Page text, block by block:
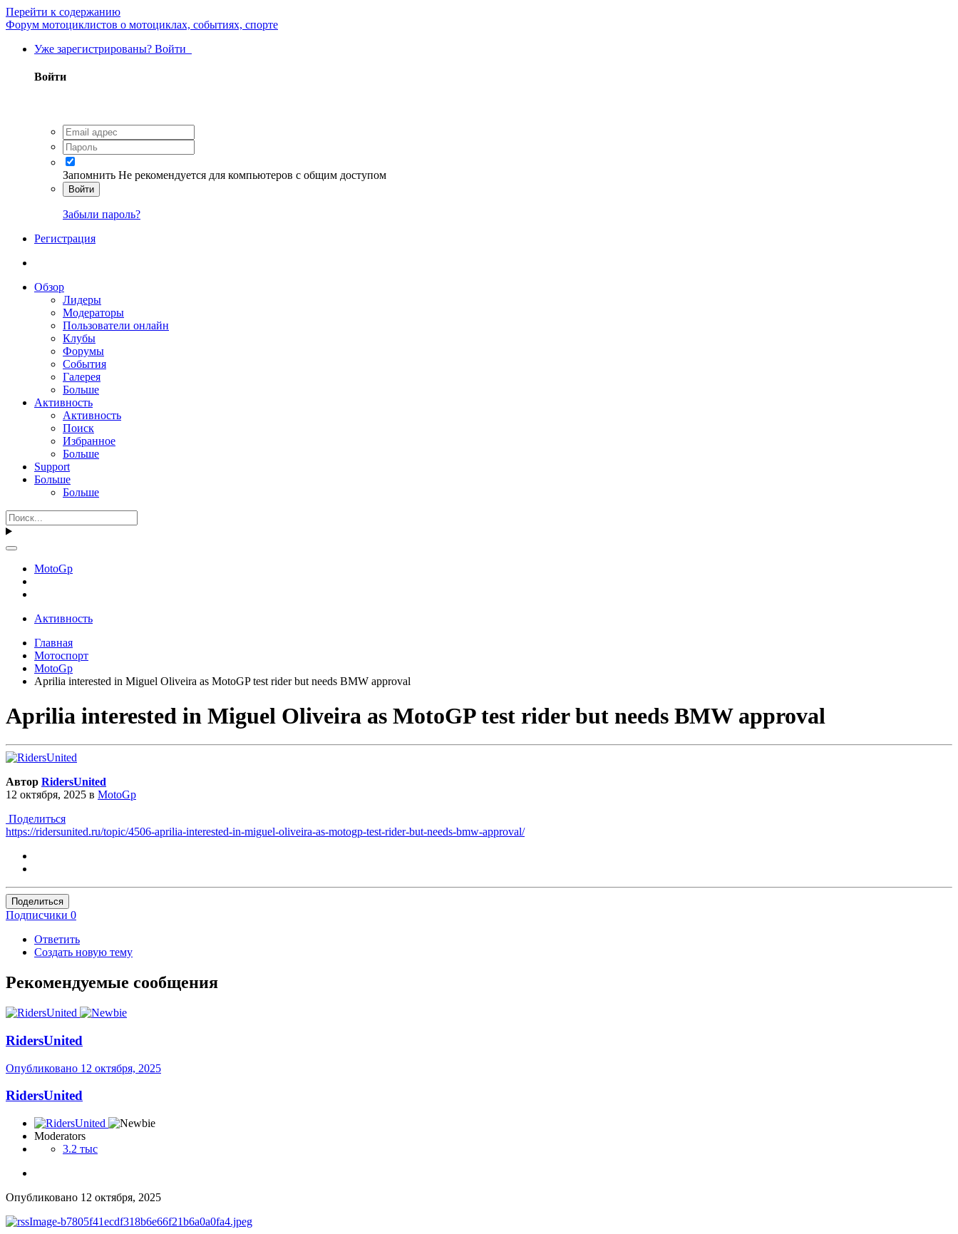
Перейти к содержанию
Форум мотоциклистов о мотоциклах, событиях, спорте
Уже зарегистрированы? Войти
Войти
Запомнить Не рекомендуется для компьютеров с общим доступом
Войти
Забыли пароль?
Регистрация
Обзор
Лидеры
Модераторы
Пользователи онлайн
Клубы
Форумы
События
Галерея
Больше
Активность
Активность
Поиск
Избранное
Больше
Support
Больше
Больше
MotoGp
Активность
Главная
Мотоспорт
MotoGp
Aprilia interested in Miguel Oliveira as MotoGP test rider but needs BMW approval
Aprilia interested in Miguel Oliveira as MotoGP test rider but needs BMW approval
Автор RidersUnited
12 октября, 2025 в MotoGp
Поделиться
https://ridersunited.ru/topic/4506-aprilia-interested-in-miguel-oliveira-as-motogp-test-rider-but-needs-bmw-approval/
Поделиться
Подписчики 0
Ответить
Создать новую тему
Рекомендуемые сообщения
RidersUnited
Опубликовано 12 октября, 2025
RidersUnited
Moderators
3.2 тыс
Опубликовано 12 октября, 2025